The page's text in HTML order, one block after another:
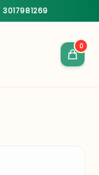
3017981269
0